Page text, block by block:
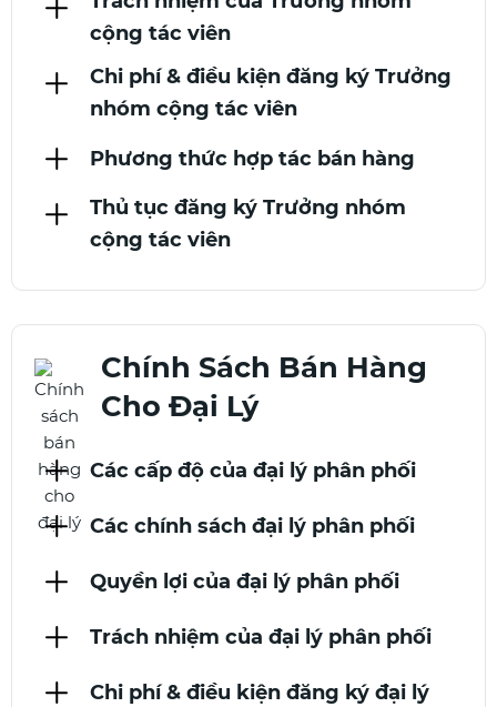
cộng tác viên
Chi phí & điều kiện đăng ký Trưởng
nhóm cộng tác viên
Phương thức hợp tác bán hàng
Thủ tục đăng ký Trưởng nhóm
cộng tác viên
Chính Sách Bán Hàng
Cho Đại Lý
Các cấp độ của đại lý phân phối
Các chính sách đại lý phân phối
Quyền lợi của đại lý phân phối
Trách nhiệm của đại lý phân phối
Chi phí & điều kiện đăng ký đại lý